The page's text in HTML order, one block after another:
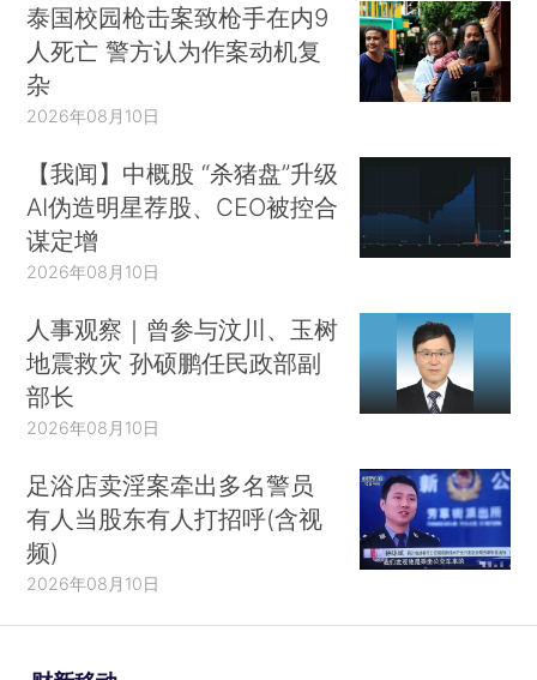
泰国校园枪击案致枪手在内9
人死亡 警方认为作案动机复
杂
2026年08月10日
【我闻】中概股 “杀猪盘”升级
AI伪造明星荐股、CEO被控合
谋定增
2026年08月10日
人事观察｜曾参与汶川、玉树
地震救灾 孙硕鹏任民政部副
部长
2026年08月10日
足浴店卖淫案牵出多名警员
有人当股东有人打招呼(含视
频)
2026年08月10日